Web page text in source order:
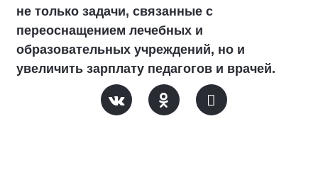
не только задачи, связанные с
переоснащением лечебных и
образовательных учреждений, но и
увеличить зарплату педагогов и врачей.